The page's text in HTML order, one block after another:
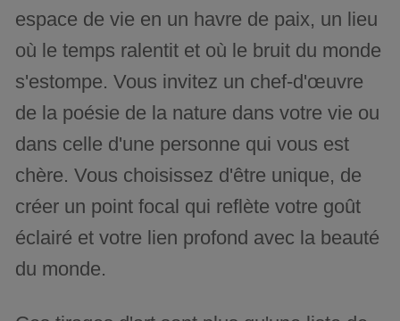
espace de vie en un havre de paix, un lieu
où le temps ralentit et où le bruit du monde
s'estompe. Vous invitez un chef-d'œuvre
de la poésie de la nature dans votre vie ou
dans celle d'une personne qui vous est
chère. Vous choisissez d'être unique, de
créer un point focal qui reflète votre goût
éclairé et votre lien profond avec la beauté
du monde.